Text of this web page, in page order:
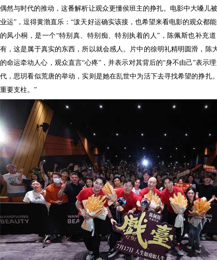
偶然与时代的推动，这番解析让观众更懂侯班主的挣扎。电影中大嗓儿
业运”，逗得黄渤直乐：“泼天好运确实该接，也希望来看电影的观众都
的凤小桐，是一个“特别真、特别痴、特别执着的人”，陈佩斯也补充
有，这是属于真实的东西，所以就会感人。
片中的徐明礼精明圆滑，陈
的命运牵动人心，观众直言“心疼”，并表示对其背后的“身不由己”表示
代，思玥看似荒唐的举动，实则是她在乱世中为活下去寻找希望的挣扎
重要支柱。 ”